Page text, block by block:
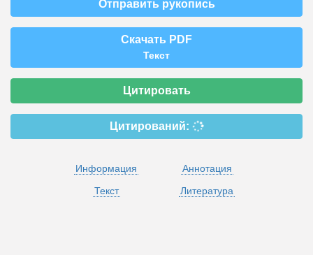
Отправить рукопись
Скачать PDF
Текст
Цитировать
Цитирований:
Информация
Аннотация
Текст
Литература